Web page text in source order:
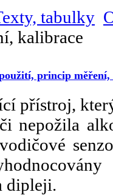
tabulky
kalibrace
princip měření,
přístroj,
nepožila
dipleji.